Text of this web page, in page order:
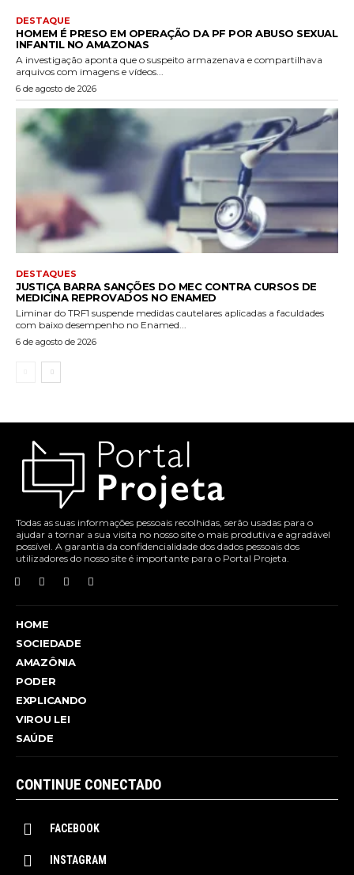
DESTAQUE
HOMEM É PRESO EM OPERAÇÃO DA PF POR ABUSO SEXUAL
INFANTIL NO AMAZONAS
A investigação aponta que o suspeito armazenava e compartilhava
arquivos com imagens e vídeos...
6 de agosto de 2026
DESTAQUES
JUSTIÇA BARRA SANÇÕES DO MEC CONTRA CURSOS DE
MEDICINA REPROVADOS NO ENAMED
Liminar do TRF1 suspende medidas cautelares aplicadas a faculdades
com baixo desempenho no Enamed...
6 de agosto de 2026
Todas as suas informações pessoais recolhidas, serão usadas para o
ajudar a tornar a sua visita no nosso site o mais produtiva e agradável
possível. A garantia da confidencialidade dos dados pessoais dos
utilizadores do nosso site é importante para o Portal Projeta.
HOME
SOCIEDADE
AMAZÔNIA
PODER
EXPLICANDO
VIROU LEI
SAÚDE
CONTINUE CONECTADO
FACEBOOK
INSTAGRAM